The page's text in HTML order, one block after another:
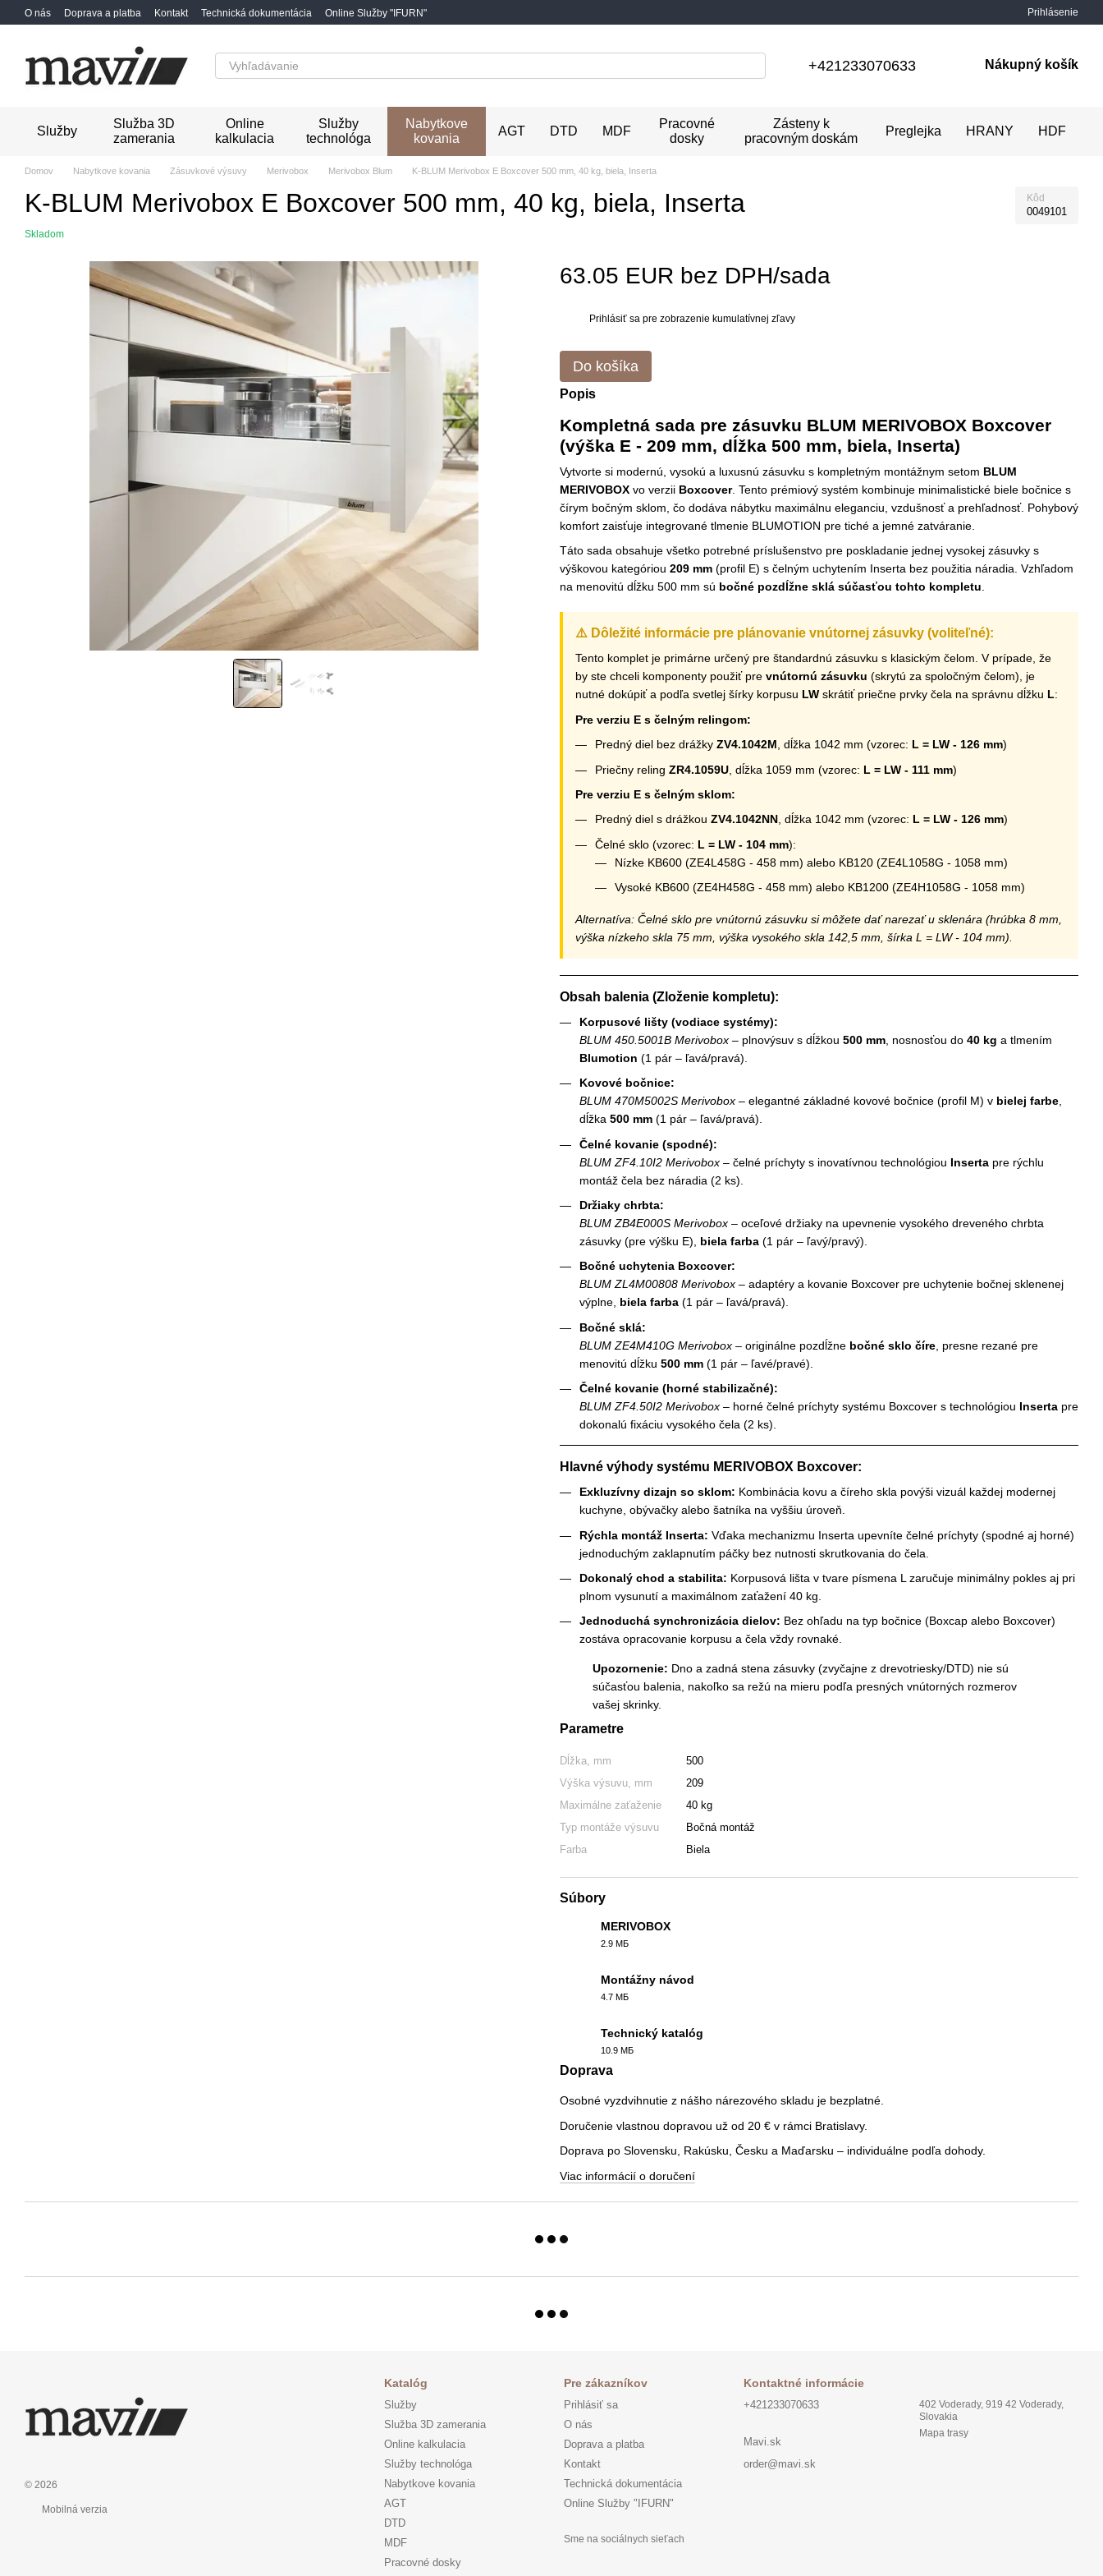
Перейти к основному контенту
O nás Doprava a platba Kontakt Technická dokumentácia Online Služby "IFURN" Prihlásenie
+421233070633 Nákupný košík
Služby
Služba 3D
zamerania
Online
kalkulacia
Služby
technológa
Nabytkove
kovania
AGT DTD MDF
Pracovné
dosky
Zásteny k
pracovným doskám
Preglejka HRANY HDF
Domov Nabytkove kovania Zásuvkové výsuvy Merivobox Merivobox Blum K-BLUM Merivobox E Boxcover 500 mm, 40 kg, biela, Inserta
K-BLUM Merivobox E Boxcover 500 mm, 40 kg, biela, Inserta Kôd
0049101
Skladom
63.05 EUR bez DPH/sada
Prihlásiť sa pre zobrazenie kumulatívnej zľavy
Do košíka
Popis
Kompletná sada pre zásuvku BLUM MERIVOBOX Boxcover
(výška E - 209 mm, dĺžka 500 mm, biela, Inserta)
Vytvorte si modernú, vysokú a luxusnú zásuvku s kompletným montážnym setom BLUM
MERIVOBOX vo verzii Boxcover. Tento prémiový systém kombinuje minimalistické biele bočnice s
čírym bočným sklom, čo dodáva nábytku maximálnu eleganciu, vzdušnosť a prehľadnosť. Pohybový
komfort zaisťuje integrované tlmenie BLUMOTION pre tiché a jemné zatváranie.
Táto sada obsahuje všetko potrebné príslušenstvo pre poskladanie jednej vysokej zásuvky s
výškovou kategóriou 209 mm (profil E) s čelným uchytením Inserta bez použitia náradia. Vzhľadom
na menovitú dĺžku 500 mm sú bočné pozdĺžne sklá súčasťou tohto kompletu.
⚠️ Dôležité informácie pre plánovanie vnútornej zásuvky (voliteľné):
Tento komplet je primárne určený pre štandardnú zásuvku s klasickým čelom. V prípade, že
by ste chceli komponenty použiť pre vnútornú zásuvku (skrytú za spoločným čelom), je
nutné dokúpiť a podľa svetlej šírky korpusu LW skrátiť priečne prvky čela na správnu dĺžku L:
Pre verziu E s čelným relingom:
Predný diel bez drážky ZV4.1042M , dĺžka 1042 mm (vzorec: L = LW - 126 mm)
Priečny reling ZR4.1059U , dĺžka 1059 mm (vzorec: L = LW - 111 mm)
Pre verziu E s čelným sklom:
Predný diel s drážkou ZV4.1042NN, dĺžka 1042 mm (vzorec: L = LW - 126 mm)
Čelné sklo (vzorec: L = LW - 104 mm):
Nízke KB600 (ZE4L458G - 458 mm) alebo KB120 (ZE4L1058G - 1058 mm)
Vysoké KB600 (ZE4H458G - 458 mm) alebo KB1200 (ZE4H1058G - 1058 mm)
Alternatíva: Čelné sklo pre vnútornú zásuvku si môžete dať narezať u sklenára (hrúbka 8 mm,
výška nízkeho skla 75 mm, výška vysokého skla 142,5 mm, šírka L = LW - 104 mm).
Obsah balenia (Zloženie kompletu):
Korpusové lišty (vodiace systémy):
BLUM 450.5001B Merivobox – plnovýsuv s dĺžkou 500 mm , nosnosťou do 40 kg a tlmením
Blumotion (1 pár – ľavá/pravá).
Kovové bočnice:
BLUM 470M5002S Merivobox – elegantné základné kovové bočnice (profil M) v bielej farbe,
dĺžka 500 mm (1 pár – ľavá/pravá).
Čelné kovanie (spodné):
BLUM ZF4.10I2 Merivobox – čelné príchyty s inovatívnou technológiou Inserta pre rýchlu
montáž čela bez náradia (2 ks).
Držiaky chrbta:
BLUM ZB4E000S Merivobox – oceľové držiaky na upevnenie vysokého dreveného chrbta
zásuvky (pre výšku E), biela farba (1 pár – ľavý/pravý).
Bočné uchytenia Boxcover:
BLUM ZL4M00808 Merivobox – adaptéry a kovanie Boxcover pre uchytenie bočnej sklenenej
výplne, biela farba (1 pár – ľavá/pravá).
Bočné sklá:
BLUM ZE4M410G Merivobox – originálne pozdĺžne bočné sklo číre , presne rezané pre
menovitú dĺžku 500 mm (1 pár – ľavé/pravé).
Čelné kovanie (horné stabilizačné):
BLUM ZF4.50I2 Merivobox – horné čelné príchyty systému Boxcover s technológiou Inserta pre
dokonalú fixáciu vysokého čela (2 ks).
Hlavné výhody systému MERIVOBOX Boxcover:
Exkluzívny dizajn so sklom: Kombinácia kovu a číreho skla povýši vizuál každej modernej
kuchyne, obývačky alebo šatníka na vyššiu úroveň.
Rýchla montáž Inserta: Vďaka mechanizmu Inserta upevníte čelné príchyty (spodné aj horné)
jednoduchým zaklapnutím páčky bez nutnosti skrutkovania do čela.
Dokonalý chod a stabilita: Korpusová lišta v tvare písmena L zaručuje minimálny pokles aj pri
plnom vysunutí a maximálnom zaťažení 40 kg.
Jednoduchá synchronizácia dielov: Bez ohľadu na typ bočnice (Boxcap alebo Boxcover)
zostáva opracovanie korpusu a čela vždy rovnaké.
Upozornenie: Dno a zadná stena zásuvky (zvyčajne z drevotriesky/DTD) nie sú
súčasťou balenia, nakoľko sa režú na mieru podľa presných vnútorných rozmerov
vašej skrinky.
Parametre
Dĺžka, mm
500
Výška výsuvu, mm
209
Maximálne zaťaženie
40 kg
Typ montáže výsuvu
Bočná montáž
Farba
Biela
Súbory
MERIVOBOX
2.9 МБ
Montážny návod
4.7 МБ
Technický katalóg
10.9 МБ
Doprava
Osobné vyzdvihnutie z nášho nárezového skladu je bezplatné.
Doručenie vlastnou dopravou už od 20 € v rámci Bratislavy.
Doprava po Slovensku, Rakúsku, Česku a Maďarsku – individuálne podľa dohody.
Viac informácií o doručení
© 2026
Mobilná verzia
Katalóg
Služby
Služba 3D zamerania
Online kalkulacia
Služby technológa
Nabytkove kovania
AGT
DTD
MDF
Pracovné dosky
Pre zákazníkov
Prihlásiť sa
O nás
Doprava a platba
Kontakt
Technická dokumentácia
Online Služby "IFURN"
Sme na sociálnych sieťach
Kontaktné informácie
+421233070633
Mavi.sk
order@mavi.sk
402 Voderady, 919 42 Voderady,
Slovakia
Mapa trasy